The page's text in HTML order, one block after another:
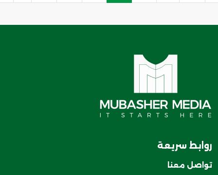
روابط سريعة
تواصل معنا